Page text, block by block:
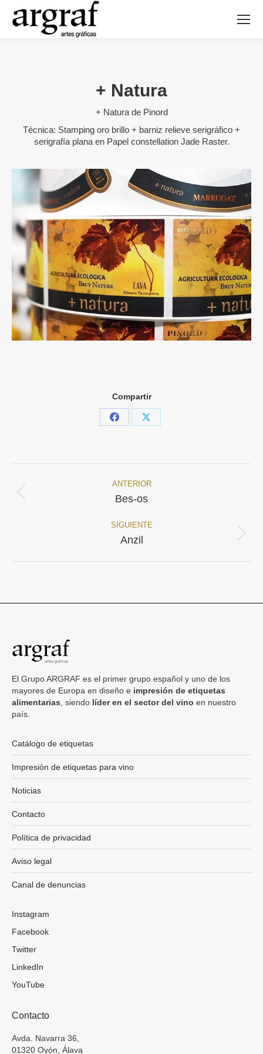
+ Natura
+ Natura de Pinord
Técnica: Stamping oro brillo + barniz relieve serigráfico +
serigrafía plana en Papel constellation Jade Raster.
Compartir
Share
Share
Navegación
ANTERIOR
Proyecto
Bes-os
SIGUIENTE
Proyecto
Anzil
El Grupo ARGRAF es el primer grupo español y uno de los
mayores de Europa en diseño e impresión de etiquetas
alimentarias , siendo líder en el sector del vino en nuestro
país.
Catálogo de etiquetas
Impresión de etiquetas para vino
Noticias
Contacto
Política de privacidad
Aviso legal
Canal de denuncias
Instagram
Facebook
Twitter
LinkedIn
YouTube
Contacto
Avda. Navarra 36,
01320 Oyón, Álava